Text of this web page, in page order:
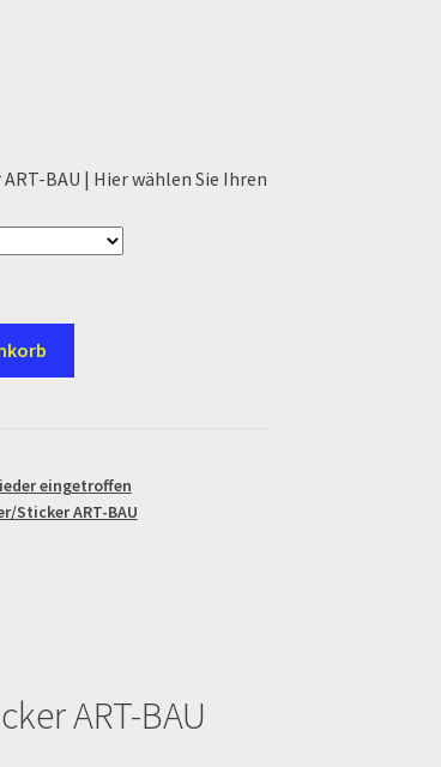
BAU | Hier wählen Sie Ihren
eingetroffen
Sticker ART-BAU
ART-BAU